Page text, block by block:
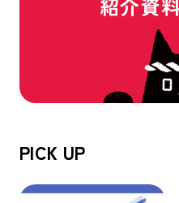
紹介資
PICK UP